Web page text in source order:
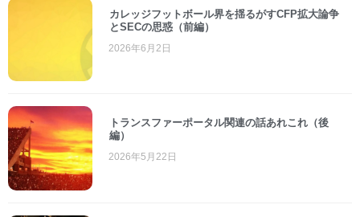
カレッジフットボール界を揺るがすCFP拡大論争
とSECの思惑（前編）
2026年6月2日
トランスファーポータル関連の話あれこれ（後
編）
2026年5月22日